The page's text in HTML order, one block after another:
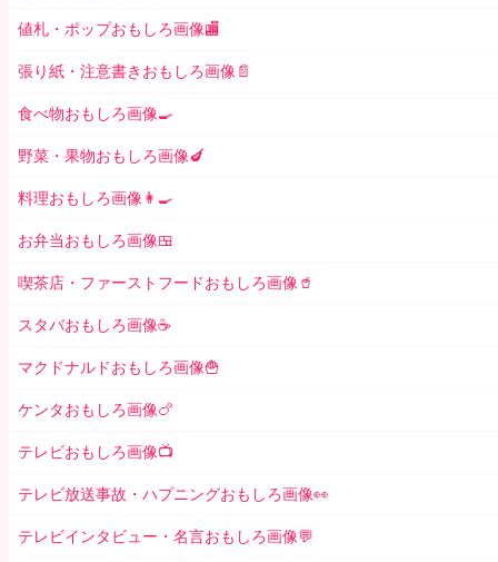
値札・ポップおもしろ画像🏬
張り紙・注意書きおもしろ画像📄
食べ物おもしろ画像🍳
野菜・果物おもしろ画像🍆
料理おもしろ画像👩‍🍳
お弁当おもしろ画像🍱
喫茶店・ファーストフードおもしろ画像🥤
スタバおもしろ画像☕️
マクドナルドおもしろ画像🍟
ケンタおもしろ画像🍗
テレビおもしろ画像📺
テレビ放送事故・ハプニングおもしろ画像👀
テレビインタビュー・名言おもしろ画像💬